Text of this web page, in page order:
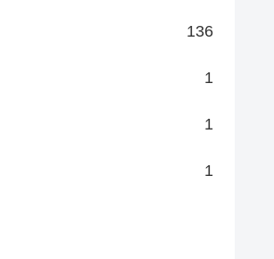
136
1
1
1